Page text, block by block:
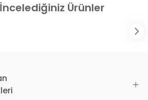
İncelediğiniz Ürünler